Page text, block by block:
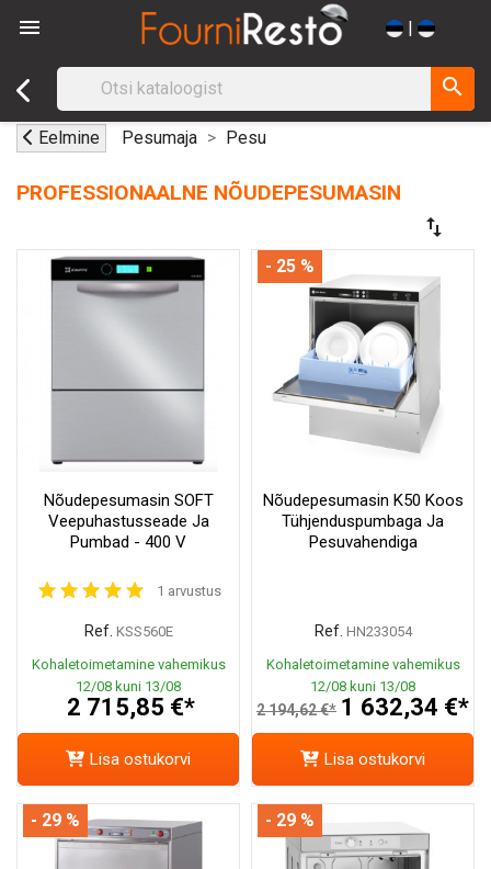
 |
search
Eelmine Pesumaja Pesu
PROFESSIONAALNE NÕUDEPESUMASIN
swap_vert
Nõudepesumasin SOFT
Veepuhastusseade Ja
Pumbad - 400 V
1 arvustus
Ref. KSS560E
Kohaletoimetamine vahemikus
12/08 kuni 13/08
2 715,85 €*
Lisa ostukorvi
Nõudepesumasin K50 Koos
Tühjenduspumbaga Ja
Pesuvahendiga
Ref. HN233054
Kohaletoimetamine vahemikus
12/08 kuni 13/08
2 194,62 €* 1 632,34 €*
- 25 %
Lisa ostukorvi
- 29 % - 29 %